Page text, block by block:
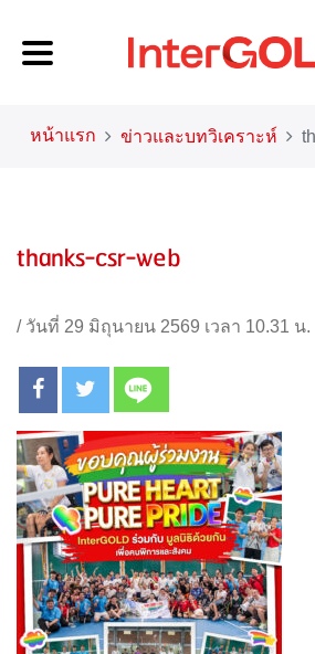
หน้าแรก ข่าวและบทวิเคราะห์
thanks-csr-web
/ วันที่ 29 มิถุนายน 2569 เวลา 10.31 น.